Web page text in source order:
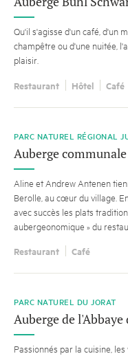
Qu'il s'agisse d'un café, d'un
champêtre ou d'une nuitée,
plaisir.
Restaurant Hôtel Café
PARC NATUREL RÉGIONAL
Auberge
Aline et Andrew Antenen
Berolle, au cœur du village.
avec succès les plats
aubergeonomique » du
Restaurant Café
PARC NATUREL DU JORAT
Auberge de
Passionnés par la cuisine,